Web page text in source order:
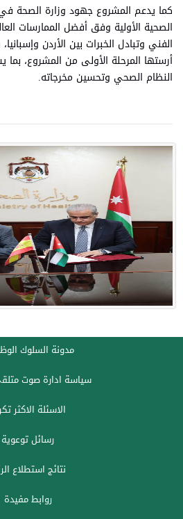
كما يدعم المشروع جهود وزارة الصحة
الصحية الأولية وفق أفضل الممارسات
الفني وتبادل الخبرات بين الأردن
أرستها المرحلة الأولى من المشروع،
النظام الصحي وتحسين مخرجاته.
مدونة السلوك
سياسة ادارة صوت
الاسئلة الاكثر
رسائل توعوية
نتائج استطلاع
روابط مفيدة